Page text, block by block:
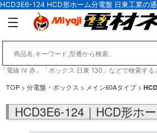
HCD3E6-124 HCD形ホーム分電盤 日東工業の
「電線 IV 赤」「ボックス 日東 130」などで検索する
TOP > 分電盤・ボックス > メイン60Aタイプ>
HCD3E6-124｜HCD形ホ